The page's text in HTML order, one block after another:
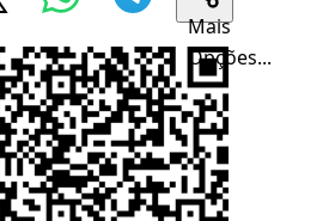
Mais
Opções...